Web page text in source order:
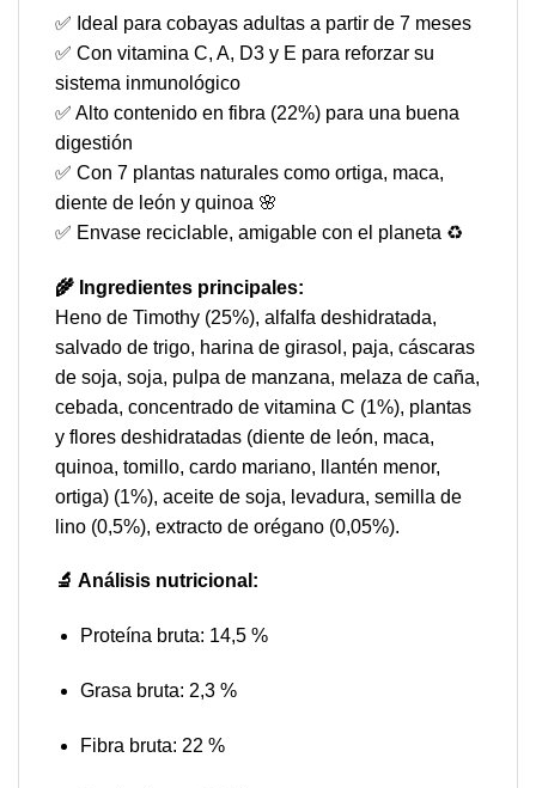
✅ Ideal para cobayas adultas a partir de 7 meses
✅ Con vitamina C, A, D3 y E para reforzar su
sistema inmunológico
✅ Alto contenido en fibra (22%) para una buena
digestión
✅ Con 7 plantas naturales como ortiga, maca,
diente de león y quinoa 🌸
✅ Envase reciclable, amigable con el planeta ♻️
🌾 Ingredientes principales:
Heno de Timothy (25%), alfalfa deshidratada,
salvado de trigo, harina de girasol, paja, cáscaras
de soja, soja, pulpa de manzana, melaza de caña,
cebada, concentrado de vitamina C (1%), plantas
y flores deshidratadas (diente de león, maca,
quinoa, tomillo, cardo mariano, llantén menor,
ortiga) (1%), aceite de soja, levadura, semilla de
lino (0,5%), extracto de orégano (0,05%).
🔬 Análisis nutricional:
Proteína bruta: 14,5 %
Grasa bruta: 2,3 %
Fibra bruta: 22 %